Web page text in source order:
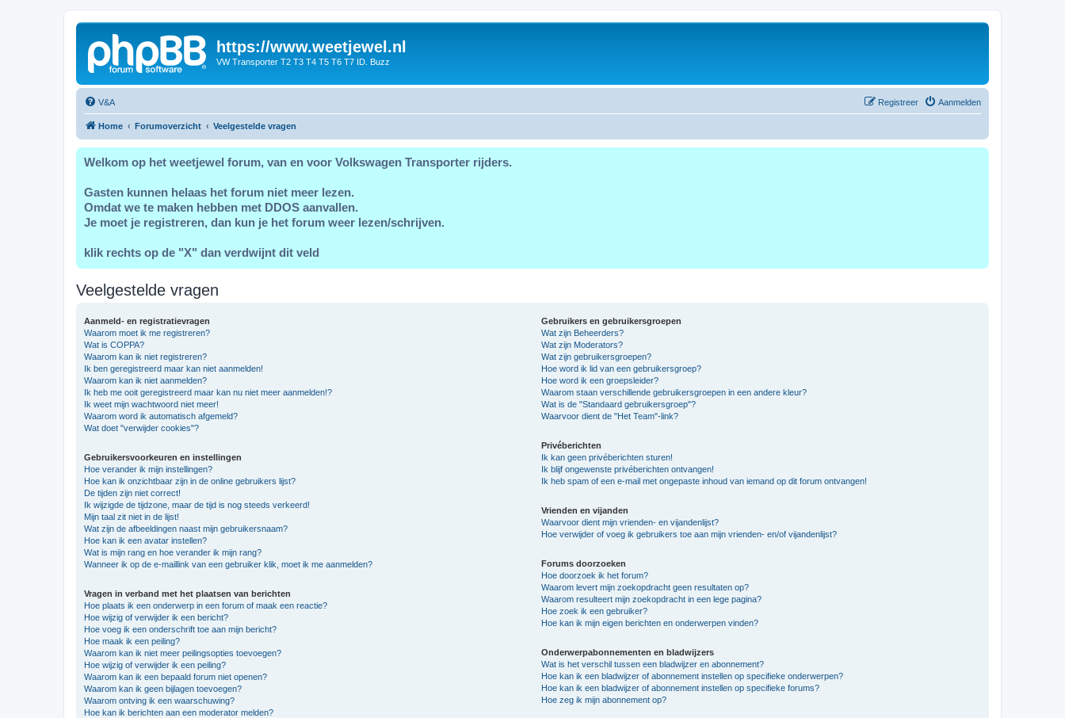
https://www.weetjewel.nl
VW Transporter T2 T3 T4 T5 T6 T7 ID. Buzz
V&A Aanmelden
Registreer
Home Forumoverzicht Veelgestelde vragen
Welkom op het weetjewel forum, van en voor Volkswagen Transporter rijders.
Gasten kunnen helaas het forum niet meer lezen.
Omdat we te maken hebben met DDOS aanvallen.
Je moet je registreren, dan kun je het forum weer lezen/schrijven.
klik rechts op de "X" dan verdwijnt dit veld
Veelgestelde vragen
Aanmeld- en registratievragen
Waarom moet ik me registreren?
Wat is COPPA?
Waarom kan ik niet registreren?
Ik ben geregistreerd maar kan niet aanmelden!
Waarom kan ik niet aanmelden?
Ik heb me ooit geregistreerd maar kan nu niet meer aanmelden!?
Ik weet mijn wachtwoord niet meer!
Waarom word ik automatisch afgemeld?
Wat doet "verwijder cookies"?
Gebruikersvoorkeuren en instellingen
Hoe verander ik mijn instellingen?
Hoe kan ik onzichtbaar zijn in de online gebruikers lijst?
De tijden zijn niet correct!
Ik wijzigde de tijdzone, maar de tijd is nog steeds verkeerd!
Mijn taal zit niet in de lijst!
Wat zijn de afbeeldingen naast mijn gebruikersnaam?
Hoe kan ik een avatar instellen?
Wat is mijn rang en hoe verander ik mijn rang?
Wanneer ik op de e-maillink van een gebruiker klik, moet ik me aanmelden?
Vragen in verband met het plaatsen van berichten
Hoe plaats ik een onderwerp in een forum of maak een reactie?
Hoe wijzig of verwijder ik een bericht?
Hoe voeg ik een onderschrift toe aan mijn bericht?
Hoe maak ik een peiling?
Waarom kan ik niet meer peilingsopties toevoegen?
Hoe wijzig of verwijder ik een peiling?
Waarom kan ik een bepaald forum niet openen?
Waarom kan ik geen bijlagen toevoegen?
Waarom ontving ik een waarschuwing?
Hoe kan ik berichten aan een moderator melden?
Gebruikers en gebruikersgroepen
Wat zijn Beheerders?
Wat zijn Moderators?
Wat zijn gebruikersgroepen?
Hoe word ik lid van een gebruikersgroep?
Hoe word ik een groepsleider?
Waarom staan verschillende gebruikersgroepen in een andere kleur?
Wat is de "Standaard gebruikersgroep"?
Waarvoor dient de "Het Team"-link?
Privéberichten
Ik kan geen privéberichten sturen!
Ik blijf ongewenste privéberichten ontvangen!
Ik heb spam of een e-mail met ongepaste inhoud van iemand op dit forum ontvangen!
Vrienden en vijanden
Waarvoor dient mijn vrienden- en vijandenlijst?
Hoe verwijder of voeg ik gebruikers toe aan mijn vrienden- en/of vijandenlijst?
Forums doorzoeken
Hoe doorzoek ik het forum?
Waarom levert mijn zoekopdracht geen resultaten op?
Waarom resulteert mijn zoekopdracht in een lege pagina?
Hoe zoek ik een gebruiker?
Hoe kan ik mijn eigen berichten en onderwerpen vinden?
Onderwerpabonnementen en bladwijzers
Wat is het verschil tussen een bladwijzer en abonnement?
Hoe kan ik een bladwijzer of abonnement instellen op specifieke onderwerpen?
Hoe kan ik een bladwijzer of abonnement instellen op specifieke forums?
Hoe zeg ik mijn abonnement op?